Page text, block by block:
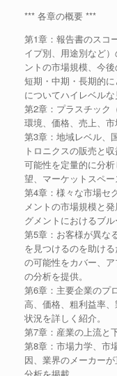
*** 各章の概要 ***
第1章：報告書のスコ
イプ別、用途別など
ントの市場規模、今
短期・中期・長期的
についてハイレベルな
第2章：プラスチック
環境、価格、売上、市
第3章：地域レベル、
トロニクスの販売と
可能性を定量的に分
望、マーケットスペー
第4章：様々な市場セ
メントの市場規模と
グメントにおけるブ
第5章：お客様が異な
を見つけるのを助け
の可能性をカバー、
の分析を提供。
第6章：主要企業のプ
高、価格、粗利益率
状況を詳しく紹介。
第7章：産業の上流と
第8章：市場力学、市
因、業界のメーカー